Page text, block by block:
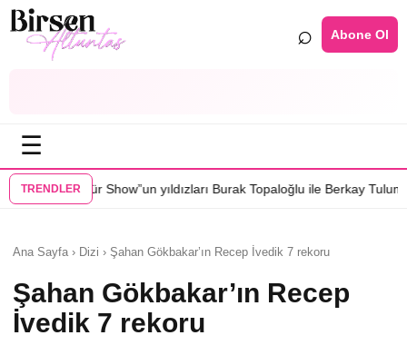
⌕ Abone Ol
☰
TRENDLER
yıldızları Burak Topaloğlu ile Berkay Tulumbacı “Ecünni”
Ana Sayfa › Dizi › Şahan Gökbakar’ın Recep İvedik 7 rekoru
Şahan Gökbakar’ın Recep
İvedik 7 rekoru